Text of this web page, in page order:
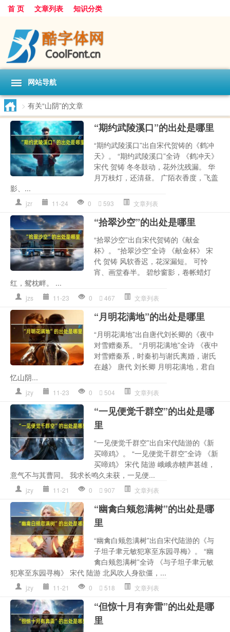
首 页 文章列表 知识分类
网站导航
> 有关“山阴”的文章
“期约武陵溪口”的出处是哪里
“期约武陵溪口”出自宋代贺铸的《鹤冲
天》。 “期约武陵溪口”全诗 《鹤冲天》
宋代 贺铸 冬冬鼓动，花外沈残漏。 华
月万枝灯，还清昼。 广陌衣香度，飞盖
影、...
jzr 11-24 0 593 文章列表
“拾翠沙空”的出处是哪里
“拾翠沙空”出自宋代贺铸的《献金
杯》。 “拾翠沙空”全诗 《献金杯》 宋
代 贺铸 风软香迟，花深漏短。 可怜
宵、画堂春半。 碧纱窗影，卷帐蜡灯
红，鸳枕畔。 ...
jzs 11-23 0 467 文章列表
“月明花满地”的出处是哪里
“月明花满地”出自唐代刘长卿的《夜中
对雪赠秦系。 “月明花满地”全诗 《夜中
对雪赠秦系，时秦初与谢氏离婚，谢氏
在越》 唐代 刘长卿 月明花满地，君自
忆山阴...
jzy 11-23 0 504 文章列表
“一见便觉千群空”的出处是哪
里
“一见便觉千群空”出自宋代陆游的《新
买啼鸡》。 “一见便觉千群空”全诗 《新
买啼鸡》 宋代 陆游 峨峨赤帻声甚雄，
意气不与其曹同。 我求长鸣久未获，一见便...
jzy 11-21 0 907 文章列表
“幽禽白颊忽满树”的出处是哪
里
“幽禽白颊忽满树”出自宋代陆游的《与
子坦子聿元敏犯寒至东园寻梅》。 “幽
禽白颊忽满树”全诗 《与子坦子聿元敏
犯寒至东园寻梅》 宋代 陆游 北风吹人身欲僵，...
jzy 11-21 0 518 文章列表
“但惊十月有奔雷”的出处是哪
里